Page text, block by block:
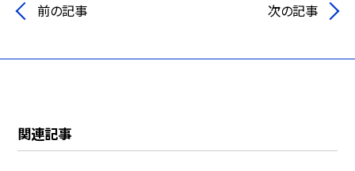
前の記事 次の記事
関連記事